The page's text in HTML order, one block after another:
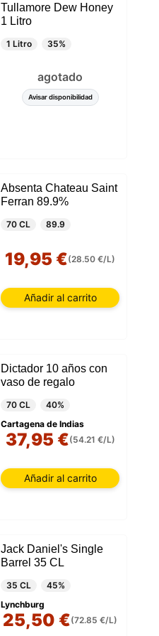
Tullamore Dew Honey
1 Litro
1 Litro 35%
agotado
Avisar disponibilidad
Absenta Chateau Saint
Ferran 89.9%
70 CL 89.9
19,95 €(28.50 €/L)
Añadir al carrito
Dictador 10 años con
vaso de regalo
70 CL
40%
Cartagena de Indias
37,95 €(54.21 €/L)
Añadir al carrito
Jack Daniel's Single
Barrel 35 CL
35 CL
45%
Lynchburg
25,50 €(72.85 €/L)